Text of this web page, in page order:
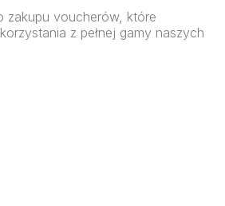
zakupu voucherów, które
z pełnej gamy naszych